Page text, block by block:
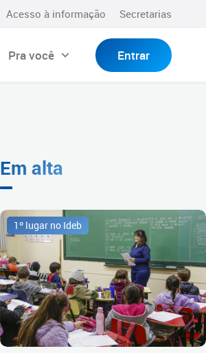
Acesso à informação Secretarias
Pra você Entrar
Em alta
1º lugar no Ideb